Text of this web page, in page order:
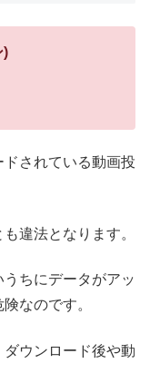
)
ドされている動画投
違法となります。
ちにデータがアッ
なのです。
ウンロード後や動